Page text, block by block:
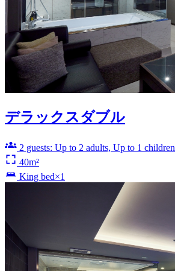
デラックスダブル
2 guests: Up to 2 adults, Up to 1 children
40m²
King bed×1